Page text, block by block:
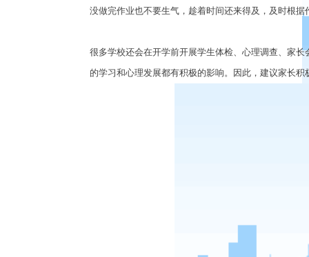
没做完作业也不要生气，趁着时间还来得及，及时根
很多学校还会在开学前开展学生体检、心理调查、家
的学习和心理发展都有积极的影响。因此，建议家长